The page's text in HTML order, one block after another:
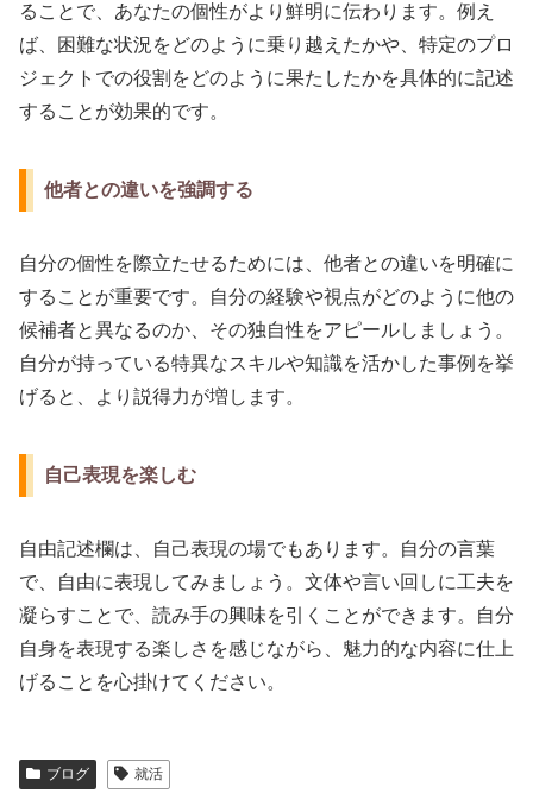
ることで、あなたの個性がより鮮明に伝わります。例え
ば、困難な状況をどのように乗り越えたかや、特定のプロ
ジェクトでの役割をどのように果たしたかを具体的に記述
することが効果的です。
他者との違いを強調する
自分の個性を際立たせるためには、他者との違いを明確に
することが重要です。自分の経験や視点がどのように他の
候補者と異なるのか、その独自性をアピールしましょう。
自分が持っている特異なスキルや知識を活かした事例を挙
げると、より説得力が増します。
自己表現を楽しむ
自由記述欄は、自己表現の場でもあります。自分の言葉
で、自由に表現してみましょう。文体や言い回しに工夫を
凝らすことで、読み手の興味を引くことができます。自分
自身を表現する楽しさを感じながら、魅力的な内容に仕上
げることを心掛けてください。
ブログ 就活